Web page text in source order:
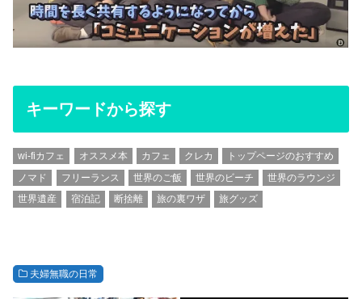
キーワードから探す
wi-fiカフェ オススメ本 カフェ クレカ
トップページのおすすめ
ノマド
フリーランス 世界のご飯 世界のビーチ
世界のラウンジ
世界遺産
宿泊記 断捨離 旅の裏ワザ 旅グッズ
夫婦無職の日常